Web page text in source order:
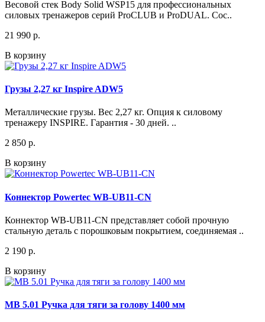
Весовой стек Body Solid WSP15 для профессиональных
силовых тренажеров серий ProCLUB и ProDUAL. Сос..
21 990 р.
В корзину
Грузы 2,27 кг Inspire ADW5
Металлические грузы. Вес 2,27 кг. Опция к силовому
тренажеру INSPIRE. Гарантия - 30 дней. ..
2 850 р.
В корзину
Коннектор Powertec WB-UB11-CN
Коннектор WB-UB11-CN представляет собой прочную
стальную деталь с порошковым покрытием, соединяемая ..
2 190 р.
В корзину
МВ 5.01 Ручка для тяги за голову 1400 мм